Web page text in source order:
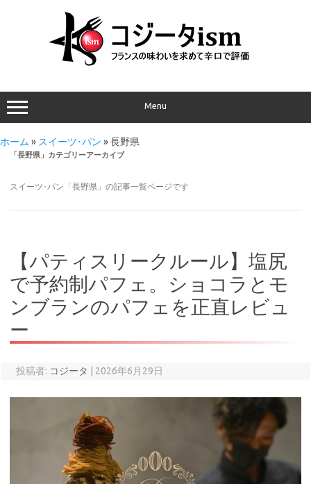
Menu
ホーム » スイーツ･パン »長野県
「長野県 」カテゴリーアーカイブ
スイーツ･パン「長野県」の記事一覧ページです
【パティスリークルール】塩尻
で予約制パフェ。ショコラとモ
ンブランのパフェを正直レビュ
ー
投稿者: コジータ 2026年6月29日